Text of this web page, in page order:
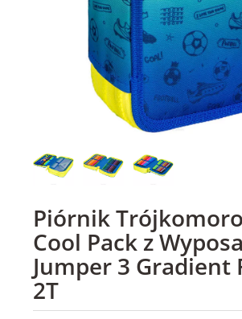
Piórnik
Cool Pack z
Jumper 3 Gradient
2T